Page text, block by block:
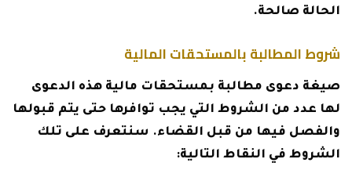
الحالة صالحة.
شروط المطالبة بالمستحقات المالية
صيغة دعوى مطالبة بمستحقات مالية هذه الدعوى
لها عدد من الشروط التي يجب توافرها حتى يتم قبولها
والفصل فيها من قبل القضاء. سنتعرف على تلك
الشروط في النقاط التالية: